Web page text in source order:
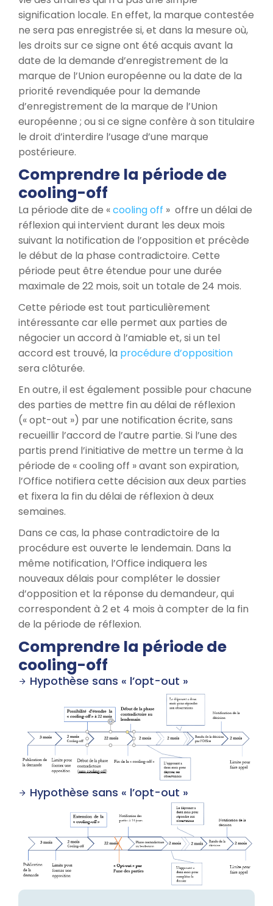
signification locale. En effet, la marque contestée
ne sera pas enregistrée si, et dans la mesure où,
les droits sur ce signe ont été acquis avant la
date de la demande d’enregistrement de la
marque de l’Union européenne ou la date de la
priorité revendiquée pour la demande
d’enregistrement de la marque de l’Union
européenne ; ou si ce signe confère à son titulaire
le droit d’interdire l’usage d’une marque
postérieure.
Comprendre la période de
cooling-off
La période dite de «cooling off » offre un délai de
réflexion qui intervient durant les deux mois
suivant la notification de l’opposition et précède
le début de la phase contradictoire. Cette
période peut être étendue pour une durée
maximale de 22 mois, soit un totale de 24 mois.
Cette période est tout particulièrement
intéressante car elle permet aux parties de
négocier un accord à l’amiable et, si un tel
accord est trouvé, la procédure d’opposition
sera clôturée.
En outre, il est également possible pour chacune
des parties de mettre fin au délai de réflexion
(« opt-out ») par une notification écrite, sans
recueillir l’accord de l’autre partie. Si l’une des
partis prend l’initiative de mettre un terme à la
période de « cooling off » avant son expiration,
l’Office notifiera cette décision aux deux parties
et fixera la fin du délai de réflexion à deux
semaines.
Dans ce cas, la phase contradictoire de la
procédure est ouverte le lendemain. Dans la
même notification, l’Office indiquera les
nouveaux délais pour compléter le dossier
d’opposition et la réponse du demandeur, qui
correspondent à 2 et 4 mois à compter de la fin
de la période de réflexion.
Comprendre la période de
cooling-off
Hypothèse sans « l’opt-out »
Hypothèse sans « l’opt-out »